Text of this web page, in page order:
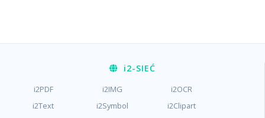
i2-SIEĆ
i2PDF i2IMG
i2OCR
i2Text
i2Symbol
i2Clipart